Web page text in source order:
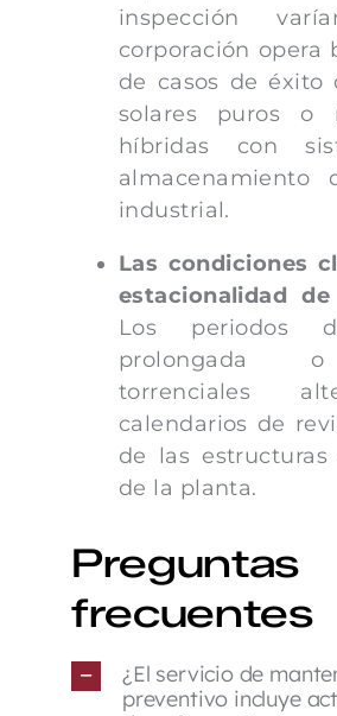
inspección
corporación opera
de casos de éxito
solares puros o
híbridas con
almacenamiento
industrial.
Las condiciones
estacionalidad
Los periodos
prolongada
torrenciales
calendarios de
de las
de la planta.
Preguntas
frecuentes
¿El servicio de
preventivo incluye